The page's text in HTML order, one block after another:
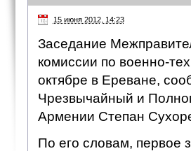
15 июня 2012, 14:23
Заседание
комиссии по военно-
октябре в Ереване,
Чрезвычайный и
Армении Степан
По его словам, первое